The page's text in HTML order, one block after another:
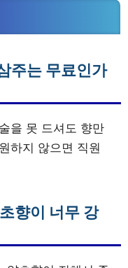
주는 무료인가
을 못 드셔도 향만
하지 않으면 직원
향이 너무 강